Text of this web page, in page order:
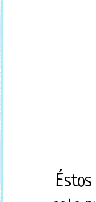
Éstos